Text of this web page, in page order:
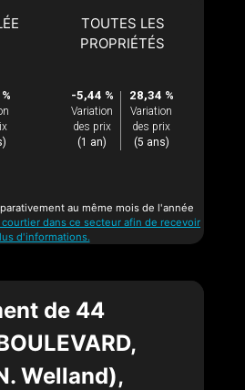
TOUTES LES
PROPRIÉTÉS
-5,44 %
Variation
des prix
(1 an)
28,34 %
Variation
des prix
(5 ans)
au même mois de l'année
dans ce secteur afin de recevoir
d'informations.
de 44
Welland),